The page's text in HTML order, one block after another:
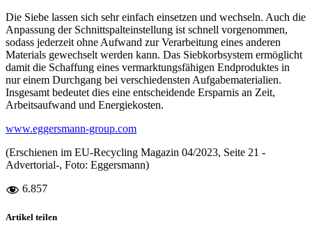
Die Siebe lassen sich sehr einfach einsetzen und wechseln. Auch die
Anpassung der Schnittspalteinstellung ist schnell vorgenommen,
sodass jederzeit ohne Aufwand zur Verarbeitung eines anderen
Materials gewechselt werden kann. Das Siebkorbsystem ermöglicht
damit die Schaffung eines vermarktungsfähigen Endproduktes in
nur einem Durchgang bei verschiedensten Aufgabematerialien.
Insgesamt bedeutet dies eine entscheidende Ersparnis an Zeit,
Arbeitsaufwand und Energiekosten.
www.eggersmann-group.com
(Erschienen im EU-Recycling Magazin 04/2023, Seite 21 -
Advertorial-, Foto: Eggersmann)
6.857
Artikel teilen